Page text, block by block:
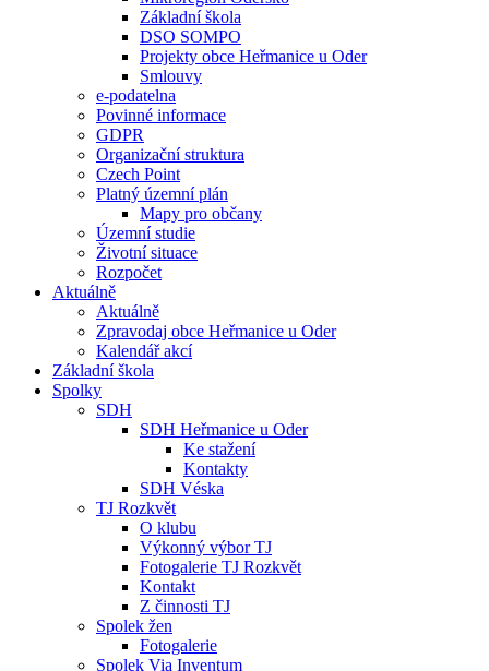
Základní škola
DSO SOMPO
Projekty obce Heřmanice u Oder
Smlouvy
e-podatelna
Povinné informace
GDPR
Organizační struktura
Czech Point
Platný územní plán
Mapy pro občany
Územní studie
Životní situace
Rozpočet
Aktuálně
Aktuálně
Zpravodaj obce Heřmanice u Oder
Kalendář akcí
Základní škola
Spolky
SDH
SDH Heřmanice u Oder
Ke stažení
Kontakty
SDH Véska
TJ Rozkvět
O klubu
Výkonný výbor TJ
Fotogalerie TJ Rozkvět
Kontakt
Z činnosti TJ
Spolek žen
Fotogalerie
Spolek Via Inventum